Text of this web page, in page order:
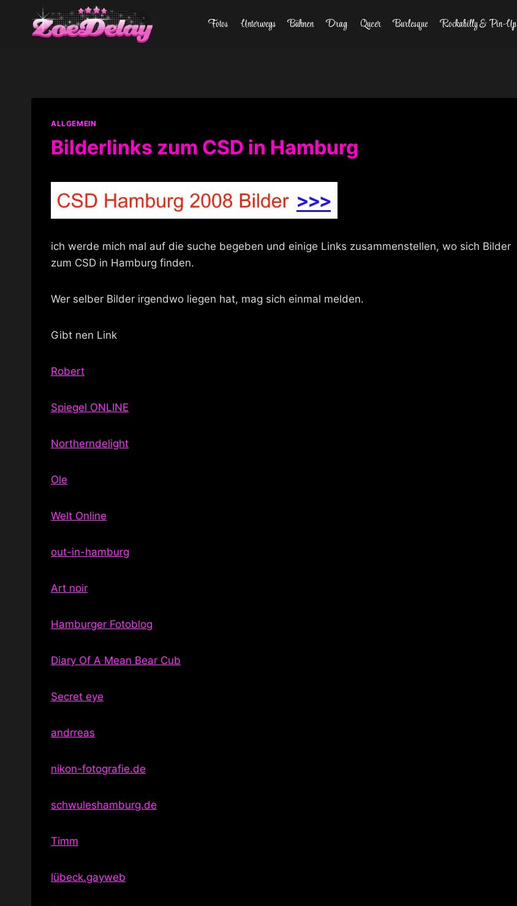
springen
Fotos Unterwegs Bühnen Drag Queer Burlesque Rockabilly & Pin-Up
ALLGEMEIN
Bilderlinks zum CSD in Hamburg
ich werde mich mal auf die suche begeben und einige Links zusammenstellen, wo sich Bilder
zum CSD in Hamburg finden.
Wer selber Bilder irgendwo liegen hat, mag sich einmal melden.
Gibt nen Link
Robert
Spiegel ONLINE
Northerndelight
Ole
Welt Online
out-in-hamburg
Art noir
Hamburger Fotoblog
Diary Of A Mean Bear Cub
Secret eye
andrreas
nikon-fotografie.de
schwuleshamburg.de
Timm
lübeck.gayweb